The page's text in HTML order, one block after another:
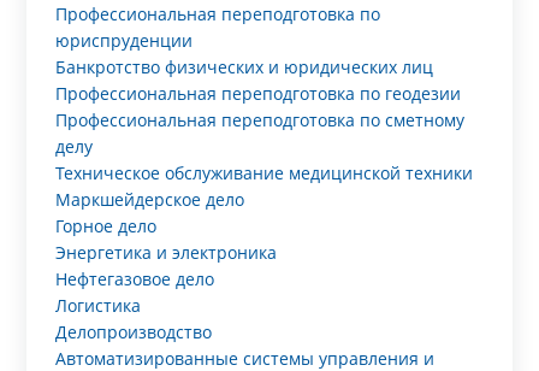
Профессиональная переподготовка по
юриспруденции
Банкротство физических и юридических лиц
Профессиональная переподготовка по геодезии
Профессиональная переподготовка по сметному
делу
Техническое обслуживание медицинской техники
Маркшейдерское дело
Горное дело
Энергетика и электроника
Нефтегазовое дело
Логистика
Делопроизводство
Автоматизированные системы управления и